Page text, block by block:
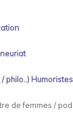
philo..) Humoristes
de femmes /